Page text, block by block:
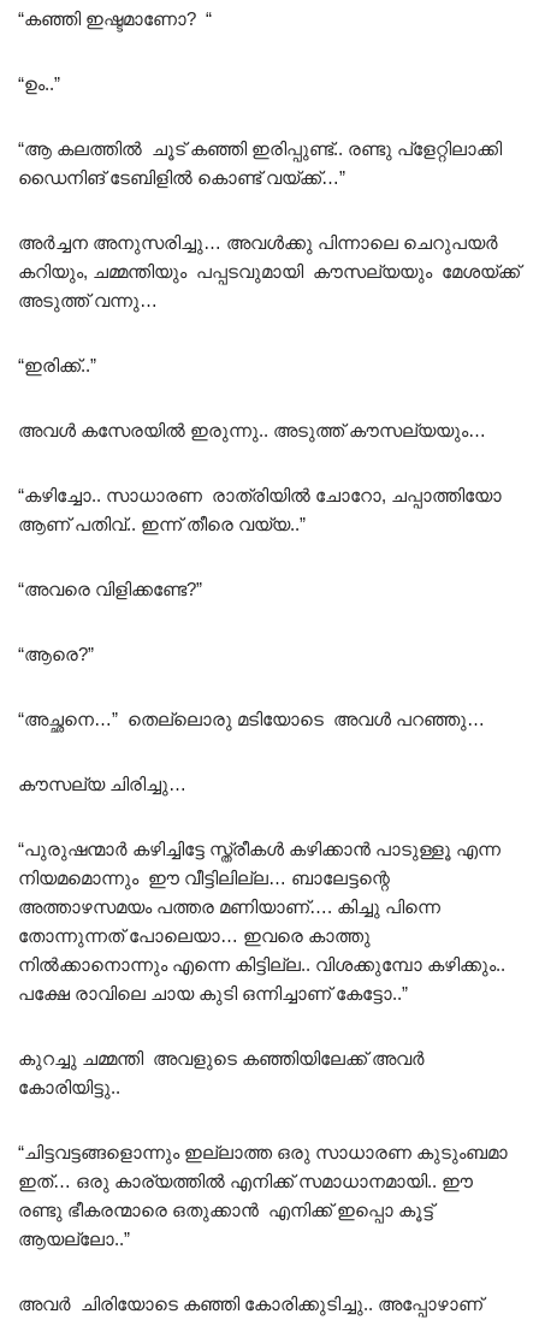
“കഞ്ഞി ഇഷ്ടമാണോ? “
“ഉം..”
“ആ കലത്തിൽ ചൂട് കഞ്ഞി ഇരിപ്പുണ്ട്.. രണ്ടു പ്ളേറ്റിലാക്കി
ഡൈനിങ് ടേബിളിൽ കൊണ്ട് വയ്ക്ക്…”
അർച്ചന അനുസരിച്ചു… അവൾക്കു പിന്നാലെ ചെറുപയർ
കറിയും, ചമ്മന്തിയും പപ്പടവുമായി കൗസല്യയും മേശയ്ക്ക്
അടുത്ത് വന്നു…
“ഇരിക്ക്..”
അവൾ കസേരയിൽ ഇരുന്നു.. അടുത്ത് കൗസല്യയും…
“കഴിച്ചോ.. സാധാരണ രാത്രിയിൽ ചോറോ, ചപ്പാത്തിയോ
ആണ് പതിവ്.. ഇന്ന് തീരെ വയ്യ..”
“അവരെ വിളിക്കണ്ടേ?”
“ആരെ?”
“അച്ഛനെ…” തെല്ലൊരു മടിയോടെ അവൾ പറഞ്ഞു…
കൗസല്യ ചിരിച്ചു…
“പുരുഷന്മാർ കഴിച്ചിട്ടേ സ്ത്രീകൾ കഴിക്കാൻ പാടുള്ളൂ എന്ന
നിയമമൊന്നും ഈ വീട്ടിലില്ല… ബാലേട്ടന്റെ
അത്താഴസമയം പത്തര മണിയാണ്…. കിച്ചു പിന്നെ
തോന്നുന്നത് പോലെയാ… ഇവരെ കാത്തു
നിൽക്കാനൊന്നും എന്നെ കിട്ടില്ല.. വിശക്കുമ്പോ കഴിക്കും..
പക്ഷേ രാവിലെ ചായ കുടി ഒന്നിച്ചാണ് കേട്ടോ..”
കുറച്ചു ചമ്മന്തി അവളുടെ കഞ്ഞിയിലേക്ക് അവർ
കോരിയിട്ടു..
“ചിട്ടവട്ടങ്ങളൊന്നും ഇല്ലാത്ത ഒരു സാധാരണ കുടുംബമാ
ഇത്… ഒരു കാര്യത്തിൽ എനിക്ക് സമാധാനമായി.. ഈ
രണ്ടു ഭീകരന്മാരെ ഒതുക്കാൻ എനിക്ക് ഇപ്പൊ കൂട്ട്
ആയല്ലോ..”
അവർ ചിരിയോടെ കഞ്ഞി കോരിക്കുടിച്ചു.. അപ്പോഴാണ്